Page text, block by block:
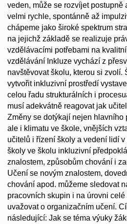
veden, může se rozvíjet postupně
velmi rychle, spontánně až
chápeme jako široké spektrum
na jejichž základě se realizuje
vzdělávacími potřebami na
vzdělávání Inkluze vychází z
navštěvovat školu, kterou si zvolí.
vytvořit inkluzivní prostředí
celou řadu strukturálních i
musí adekvátně reagovat jak
Změny se dotýkají nejen hlavního
ale i klimatu ve škole, vnějších
učitelů i řízení školy a vedení lidí
školy ve školu inkluzivní
znalostem, způsobům chování i
Učení se novým znalostem,
chování apod. můžeme sledovat
pracovních skupin i na úrovni celé
uvažovat o organizačním učení.
následující: Jak se téma výuky